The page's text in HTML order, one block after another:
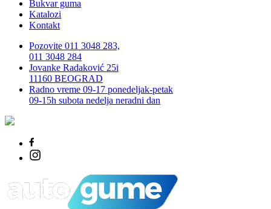
Bukvar guma
Katalozi
Kontakt
Pozovite 011 3048 283,
011 3048 284
Jovanke Radaković 25i
11160 BEOGRAD
Radno vreme 09-17 ponedeljak-petak
09-15h subota nedelja neradni dan